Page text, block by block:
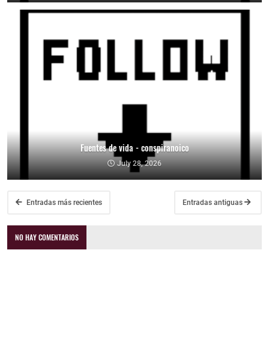
Fuentes de vida - conspiranoico
July 28, 2026
Entradas más recientes Entradas antiguas
NO HAY COMENTARIOS